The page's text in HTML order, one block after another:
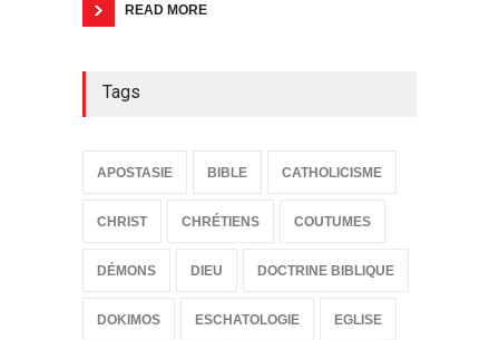
READ MORE
Tags
APOSTASIE BIBLE CATHOLICISME
CHRIST CHRÉTIENS COUTUMES
DÉMONS DIEU DOCTRINE BIBLIQUE
DOKIMOS ESCHATOLOGIE EGLISE